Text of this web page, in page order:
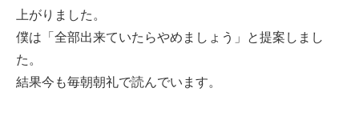
上がりました。
僕は「全部出来ていたらやめましょう」と提案しまし
た。
結果今も毎朝朝礼で読んでいます。